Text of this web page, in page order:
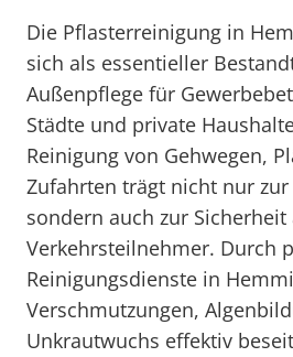
Die Pflasterreinigung in
sich als essentieller
Außenpflege für
Städte und private
Reinigung von Gehwegen,
Zufahrten trägt nicht nur
sondern auch zur Sicherheit
Verkehrsteilnehmer. Durch
Reinigungsdienste in
Verschmutzungen,
Unkrautwuchs effektiv